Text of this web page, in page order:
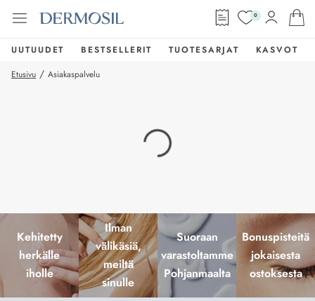
0
UUTUUDET BESTSELLERIT TUOTESARJAT
KASVOT
Etusivu / Asiakaspalvelu
Kehitetty
herkälle
iholle
Ilman
välikäsiä,
meiltä
sinulle
Suoraan
varastoltamme
Pohjanmaalta
Bonuspisteitä
jokaisesta
ostoksesta